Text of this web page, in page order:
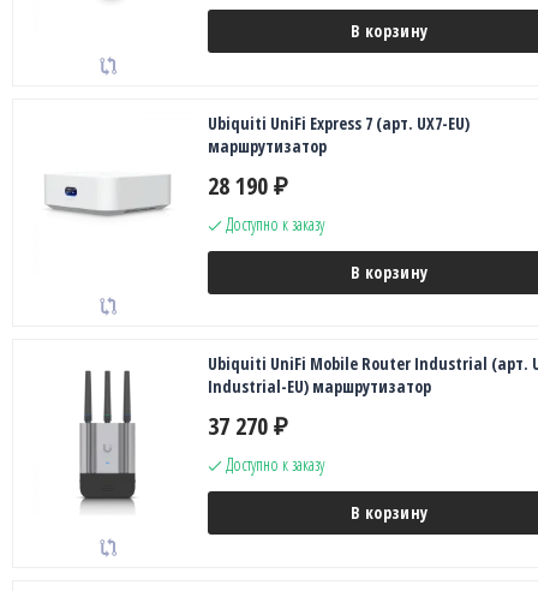
В корзину
Ubiquiti UniFi Express 7 (арт. UX7-EU)
маршрутизатор
28 190 ₽
Доступно к заказу
В корзину
Ubiquiti UniFi Mobile Router Industrial (арт.
Industrial-EU) маршрутизатор
37 270 ₽
Доступно к заказу
В корзину